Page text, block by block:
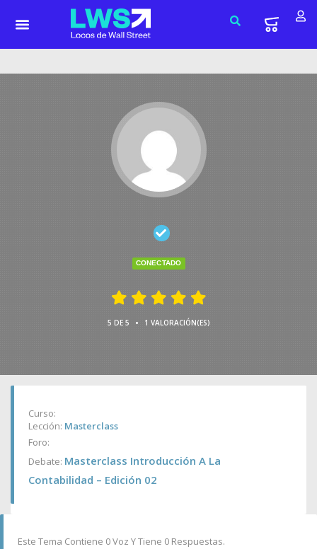
CONECTADO
5 DE 5 • 1 VALORACIÓN(ES)
Curso:
Lección: Masterclass
Foro:
Debate: Masterclass Introducción A La
Contabilidad – Edición 02
Este Tema Contiene 0 Voz Y Tiene 0 Respuestas.